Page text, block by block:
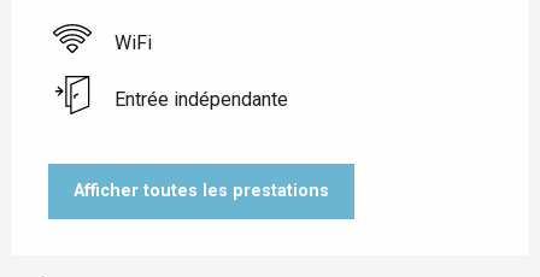
WiFi
Entrée indépendante
Afficher toutes les prestations